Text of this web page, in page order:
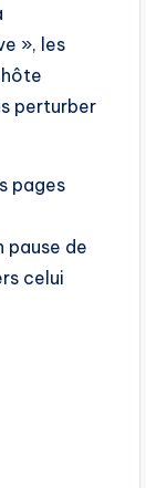
», les
perturber
pages
pause de
celui